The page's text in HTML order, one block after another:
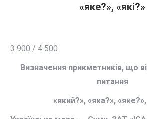
«яке?», «які?»
3 900 / 4 500
Визначення прикметників, що
питання
«який?», «яка?», «яке?»,